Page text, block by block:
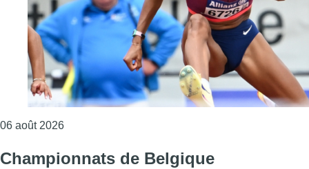
06 août 2026Consulter l'article "Mémorial Van Damme : Nafi
Championnats de Belgique